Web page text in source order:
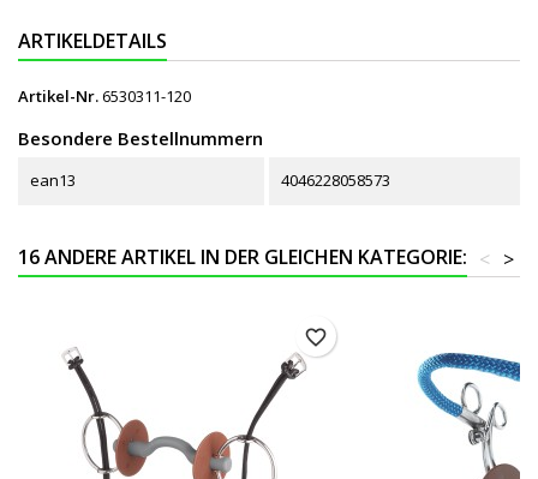
ARTIKELDETAILS
Artikel-Nr.6530311-120
Besondere Bestellnummern
ean13 4046228058573
16 ANDERE ARTIKEL IN DER GLEICHEN KATEGORIE: >
<
favorite_border